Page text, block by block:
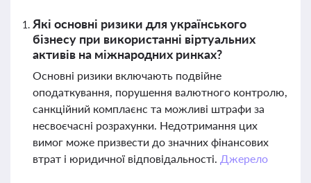
Які основні ризики для українського
бізнесу при використанні віртуальних
активів на міжнародних ринках?
Основні ризики включають подвійне
оподаткування, порушення валютного контролю,
санкційний комплаєнс та можливі штрафи за
несвоєчасні розрахунки. Недотримання цих
вимог може призвести до значних фінансових
втрат і юридичної відповідальності. Джерело